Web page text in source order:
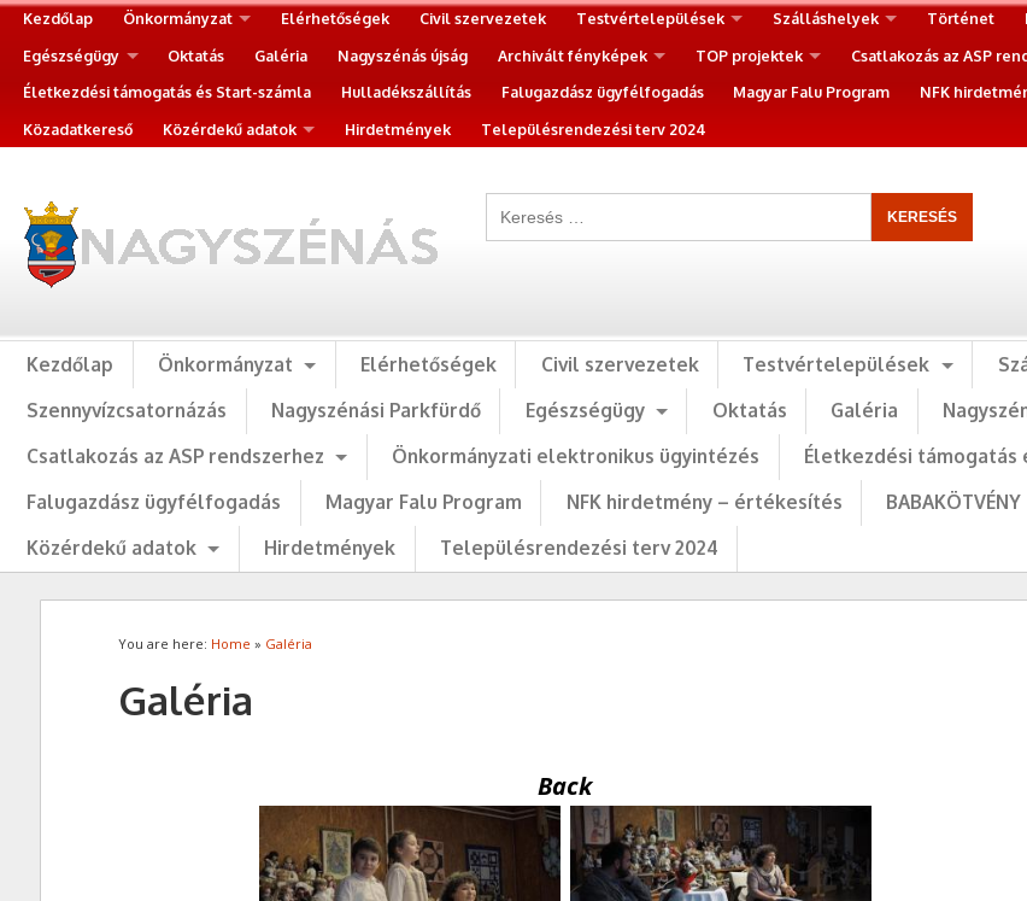
Kezdőlap Önkormányzat Elérhetőségek Civil szervezetek Testvértelepülések Szálláshelyek Történet
Egészségügy
Oktatás Galéria Nagyszénás újság Archivált fényképek TOP projektek Csatlakozás az ASP
Életkezdési támogatás és Start-számla
Hulladékszállítás Falugazdász ügyfélfogadás Magyar Falu Program NFK
Közadatkereső
Közérdekű adatok Hirdetmények Településrendezési terv 2024
Kezdőlap Önkormányzat Elérhetőségek Civil szervezetek Testvértelepülések
Szennyvízcsatornázás
Nagyszénási Parkfürdő Egészségügy Oktatás Galéria
Csatlakozás az ASP rendszerhez
Önkormányzati elektronikus ügyintézés Életkezdési támogatás
Falugazdász ügyfélfogadás
Magyar Falu Program NFK hirdetmény – értékesítés BABAKÖTVÉNY
Közérdekű adatok
Hirdetmények Településrendezési terv 2024
You are here: Home » Galéria
Galéria
Back